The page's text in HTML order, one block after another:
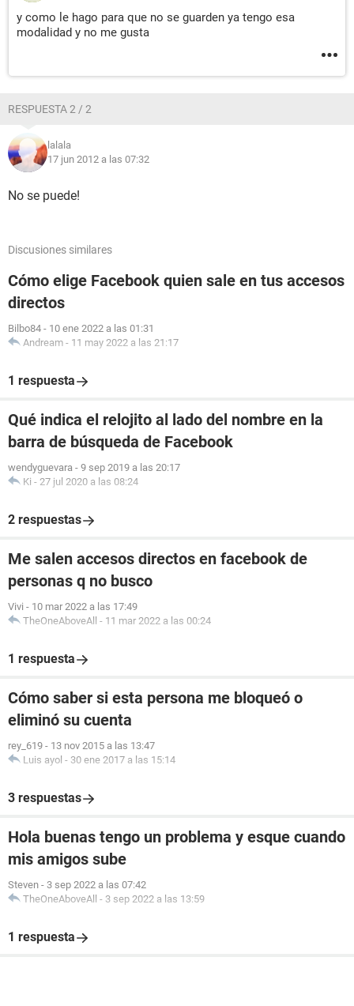
y como le hago para que no se guarden ya tengo esa
modalidad y no me gusta
RESPUESTA 2 / 2
lalala
17 jun 2012 a las 07:32
No se puede!
Discusiones similares
Cómo elige Facebook quien sale en tus accesos
directos
Bilbo84 - 10 ene 2022 a las 01:31
Andream - 11 may 2022 a las 21:17
1 respuesta
Qué indica el relojito al lado del nombre en la
barra de búsqueda de Facebook
wendyguevara - 9 sep 2019 a las 20:17
Ki - 27 jul 2020 a las 08:24
2 respuestas
Me salen accesos directos en facebook de
personas q no busco
Vivi - 10 mar 2022 a las 17:49
TheOneAboveAll - 11 mar 2022 a las 00:24
1 respuesta
Cómo saber si esta persona me bloqueó o
eliminó su cuenta
rey_619 - 13 nov 2015 a las 13:47
Luis ayol - 30 ene 2017 a las 15:14
3 respuestas
Hola buenas tengo un problema y esque cuando
mis amigos sube
Steven - 3 sep 2022 a las 07:42
TheOneAboveAll - 3 sep 2022 a las 13:59
1 respuesta